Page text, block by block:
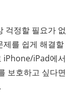
걱정할 필요가 없
제를 쉽게 해결할
iPhone/iPad에서
보호하고 싶다면